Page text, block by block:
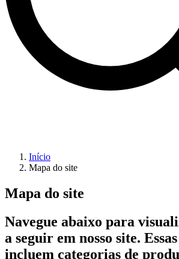
Início
Mapa do site
Mapa do site
Navegue abaixo para
a seguir em nosso site. Essas
incluem categorias de